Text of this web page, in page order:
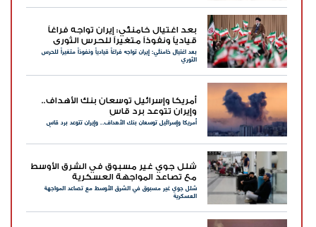
بعد اغتيال خامنئي: إيران تواجه فراغاً
قيادياً ونفوذاً متغيراً للحرس الثوري
بعد اغتيال خامنئي: إيران تواجه فراغاً قيادياً ونفوذاً متغيراً للحرس
الثوري
أمريكا وإسرائيل توسعان بنك الأهداف..
وإيران تتوعد برد قاسٍ
أمريكا وإسرائيل توسعان بنك الأهداف.. وإيران تتوعد برد قاسٍ
شلل جوي غير مسبوق في الشرق الأوسط
مع تصاعد المواجهة العسكرية
شلل جوي غير مسبوق في الشرق الأوسط مع تصاعد المواجهة
العسكرية